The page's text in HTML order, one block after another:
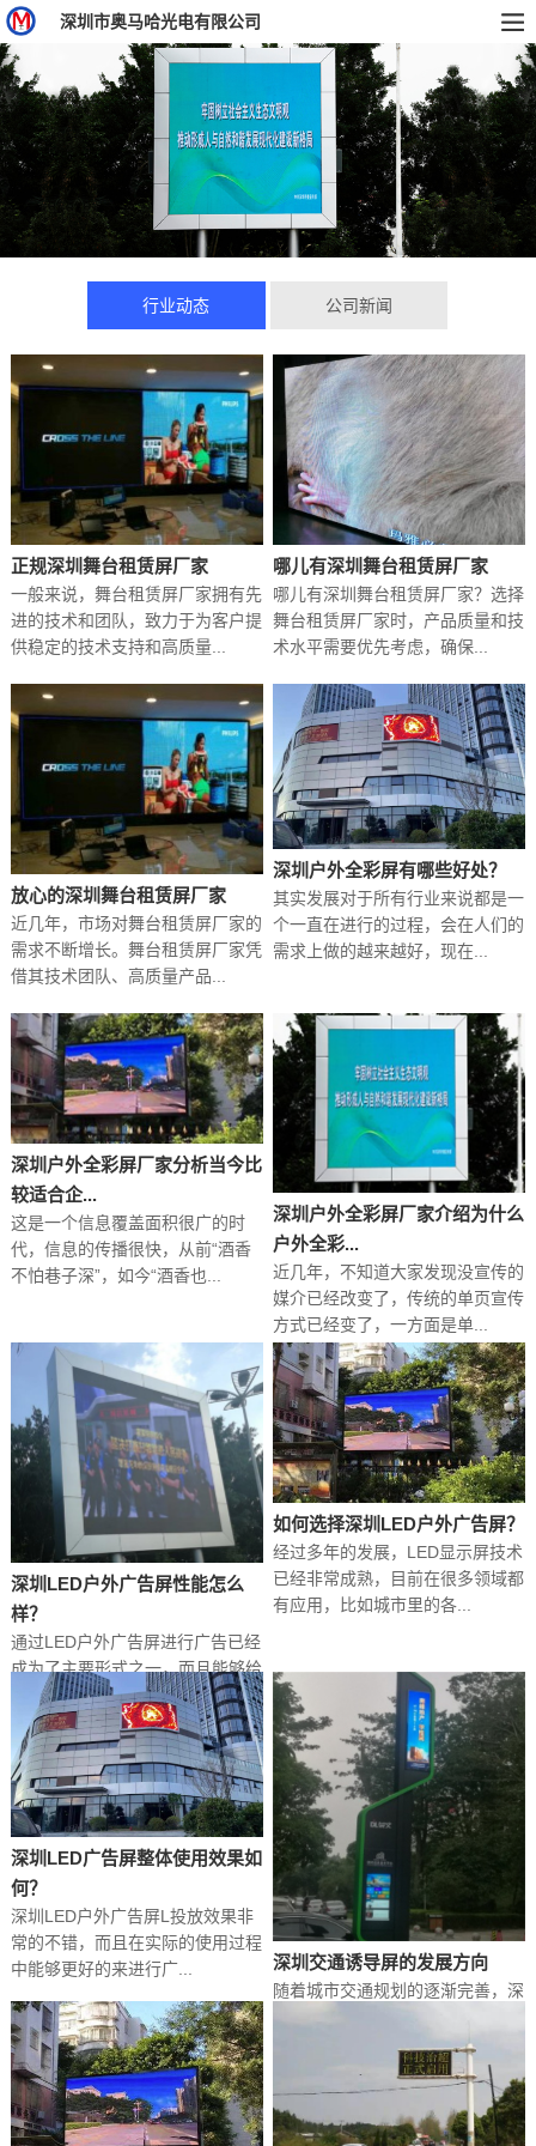
深圳市奥马哈光电有限公司
行业动态 公司新闻
正规深圳舞台租赁屏厂家
一般来说，舞台租赁屏厂家拥有先
进的技术和团队，致力于为客户提
供稳定的技术支持和高质量...
哪儿有深圳舞台租赁屏厂家
哪儿有深圳舞台租赁屏厂家？选择
舞台租赁屏厂家时，产品质量和技
术水平需要优先考虑，确保...
放心的深圳舞台租赁屏厂家
近几年，市场对舞台租赁屏厂家的
需求不断增长。舞台租赁屏厂家凭
借其技术团队、高质量产品...
深圳户外全彩屏有哪些好处？
其实发展对于所有行业来说都是一
个一直在进行的过程，会在人们的
需求上做的越来越好，现在...
深圳户外全彩屏厂家分析当今比
较适合企...
这是一个信息覆盖面积很广的时
代，信息的传播很快，从前“酒香
不怕巷子深”，如今“酒香也...
深圳户外全彩屏厂家介绍为什么
户外全彩...
近几年，不知道大家发现没宣传的
媒介已经改变了，传统的单页宣传
方式已经变了，一方面是单...
深圳LED户外广告屏性能怎么
样？
通过LED户外广告屏进行广告已经
成为了主要形式之一，而且能够给
企业带来更好的收益，不...
如何选择深圳LED户外广告屏？
经过多年的发展，LED显示屏技术
已经非常成熟，目前在很多领域都
有应用，比如城市里的各...
深圳LED广告屏整体使用效果如
何？
深圳LED户外广告屏‍L投放效果非
常的不错，而且在实际的使用过程
中能够更好的来进行广...
深圳交通诱导屏的发展方向
随着城市交通规划的逐渐完善，深
单来说，交通诱导屏就是L...